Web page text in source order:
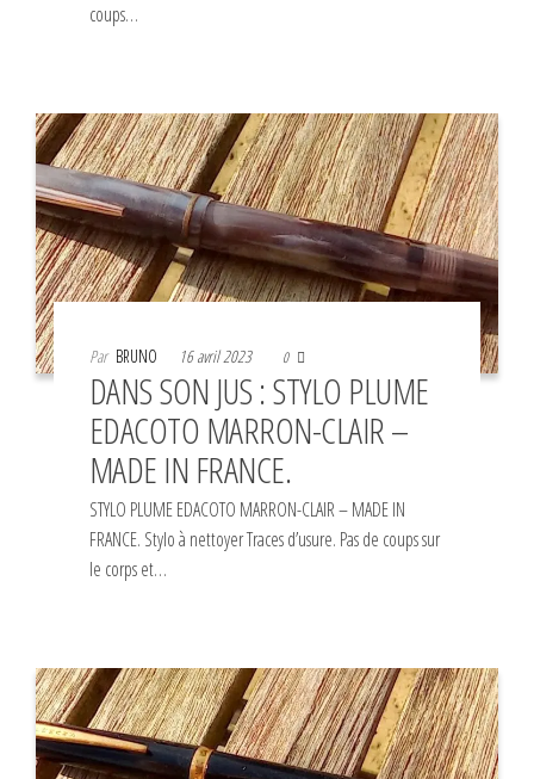
coups…
Par BRUNO 16 avril 2023 0
DANS SON JUS : STYLO PLUME
EDACOTO MARRON-CLAIR –
MADE IN FRANCE.
STYLO PLUME EDACOTO MARRON-CLAIR – MADE IN
FRANCE. Stylo à nettoyer Traces d’usure. Pas de coups sur
le corps et…